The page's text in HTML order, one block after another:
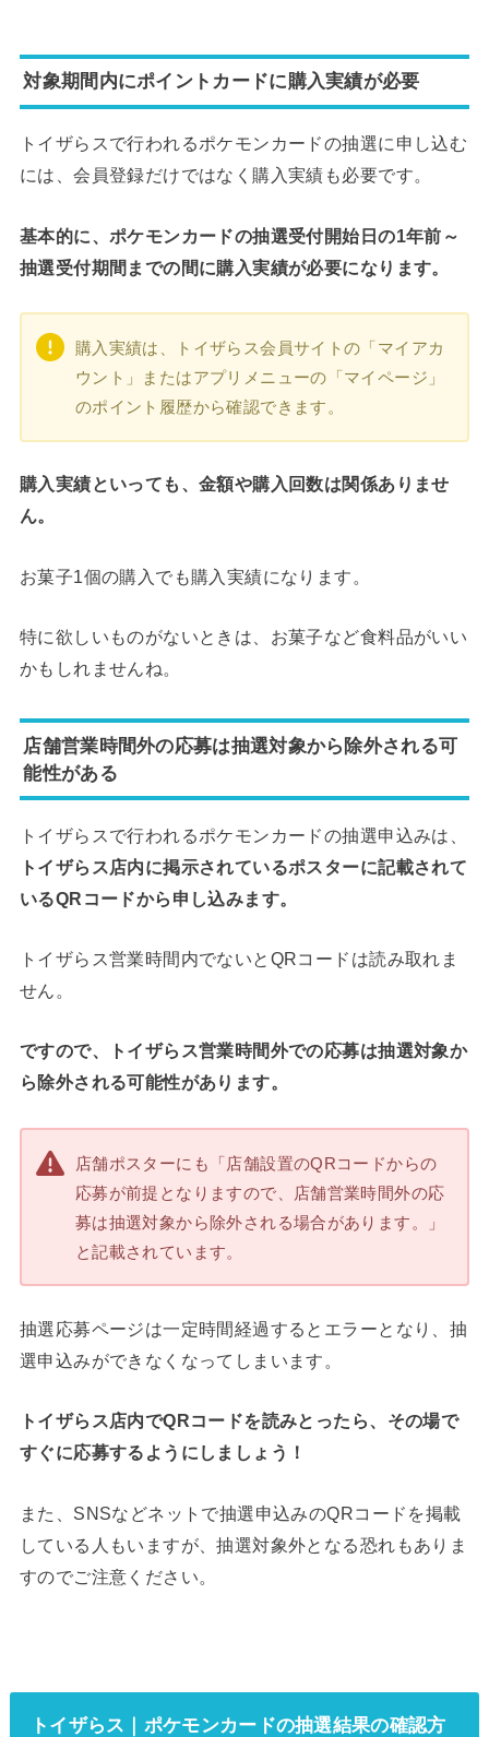
対象期間内にポイントカードに購入実績が必要
トイザらスで行われるポケモンカードの抽選に申し込む
には、会員登録だけではなく購入実績も必要です。
基本的に、ポケモンカードの抽選受付開始日の1年前～
抽選受付期間までの間に購入実績が必要になります。
購入実績は、トイザらス会員サイトの「マイアカ
ウント」またはアプリメニューの「マイページ」
のポイント履歴から確認できます。
購入実績といっても、金額や購入回数は関係ありませ
ん。
お菓子1個の購入でも購入実績になります。
特に欲しいものがないときは、お菓子など食料品がいい
かもしれませんね。
店舗営業時間外の応募は抽選対象から除外される可
能性がある
トイザらスで行われるポケモンカードの抽選申込みは、
トイザらス店内に掲示されているポスターに記載されて
いるQRコードから申し込みます。
トイザらス営業時間内でないとQRコードは読み取れま
せん。
ですので、トイザらス営業時間外での応募は抽選対象か
ら除外される可能性があります。
店舗ポスターにも「店舗設置のQRコードからの
応募が前提となりますので、店舗営業時間外の応
募は抽選対象から除外される場合があります。」
と記載されています。
抽選応募ページは一定時間経過するとエラーとなり、抽
選申込みができなくなってしまいます。
トイザらス店内でQRコードを読みとったら、その場で
すぐに応募するようにしましょう！
また、SNSなどネットで抽選申込みのQRコードを掲載
している人もいますが、抽選対象外となる恐れもありま
すのでご注意ください。
トイザらス｜ポケモンカードの抽選結果の確認方